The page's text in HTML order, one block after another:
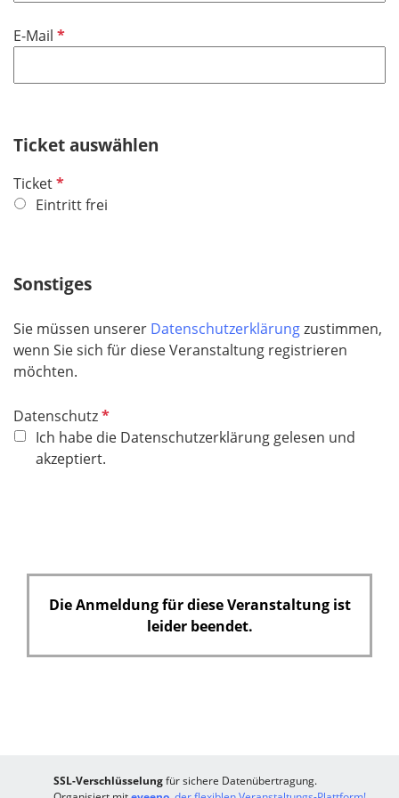
d
E-Mail P
h
f
e
Ticket auswählen
TicketP
f
h
f
e
l
Eintritt frei
Sonstiges
Sie müssen unserer Datenschutzerklärungzustimmen,
wenn Sie sich für diese Veranstaltung registrieren
möchten.
DatenschutzP
f
l
l
Ich habe die Datenschutzerklärung gelesen und
akzeptiert.
Die Anmeldung für diese Veranstaltung ist
leider beendet.
SSL-Verschlüsselungfür sichere Datenübertragung.